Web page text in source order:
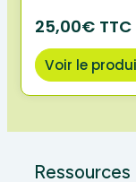
25,00€ TTC
Voir le